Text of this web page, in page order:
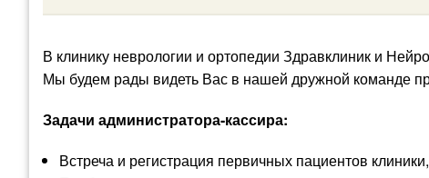
В клинику неврологии и ортопедии Здравклиник и
Мы будем рады видеть Вас в нашей дружной команде
Задачи администратора-кассира:
Встреча и регистрация первичных пациентов